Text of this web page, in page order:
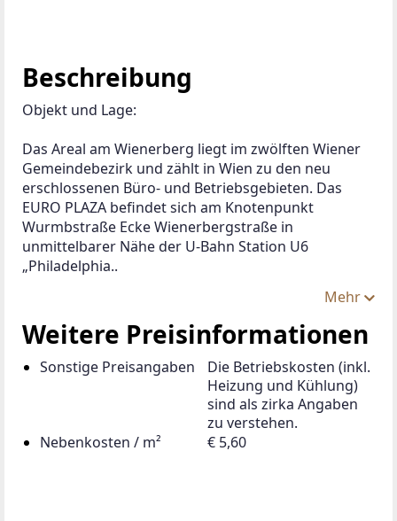
Beschreibung
Objekt und Lage:
Das Areal am Wienerberg liegt im zwölften Wiener
Gemeindebezirk und zählt in Wien zu den neu
erschlossenen Büro- und Betriebsgebieten. Das
EURO PLAZA befindet sich am Knotenpunkt
Wurmbstraße Ecke Wienerbergstraße in
unmittelbarer Nähe der U-Bahn Station U6
„Philadelphia..
Mehr
Weitere Preisinformationen
Sonstige Preisangaben
Die Betriebskosten (inkl.
Heizung und Kühlung)
sind als zirka Angaben
zu verstehen.
Nebenkosten / m²
€ 5,60